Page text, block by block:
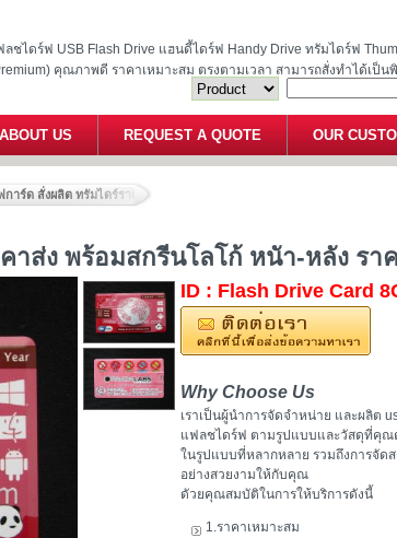
ชไดร์ฟ USB Flash Drive แฮนดี้ไดร์ฟ Handy Drive ทรัมไดร์ฟ
คุณภาพดี ราคาเหมาะสม ตรงตามเวลา สามารถสั่งทำได้เป็น
ABOUT US REQUEST A QUOTE OUR
าร์ด สั่งผลิต ทรัมไดร์ราคาส่ง พร้อมสกรีนโลโก้ หนัา-หลัง ราคาถูก
าส่ง พร้อมสกรีนโลโก้ หนัา-หลัง รา
ID : Flash Drive Card
Why Choose Us
เราเป็นผู้นำการจัดจำหน่าย และผลิต
แฟลชไดร์ฟ ตามรูปแบบและวัสดุที่คุณ
ในรูปแบบที่หลากหลาย รวมถึงการจัดส
อย่างสวยงามให้กับคุณ
ดัวยคุณสมบัติในการให้บริการดังนี้
1.ราคาเหมาะสม